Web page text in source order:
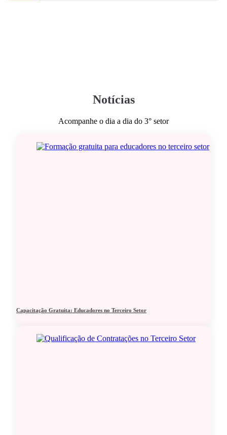
Notícias
Acompanhe o dia a dia do 3° setor
Capacitação Gratuita: Educadores no Terceiro Setor